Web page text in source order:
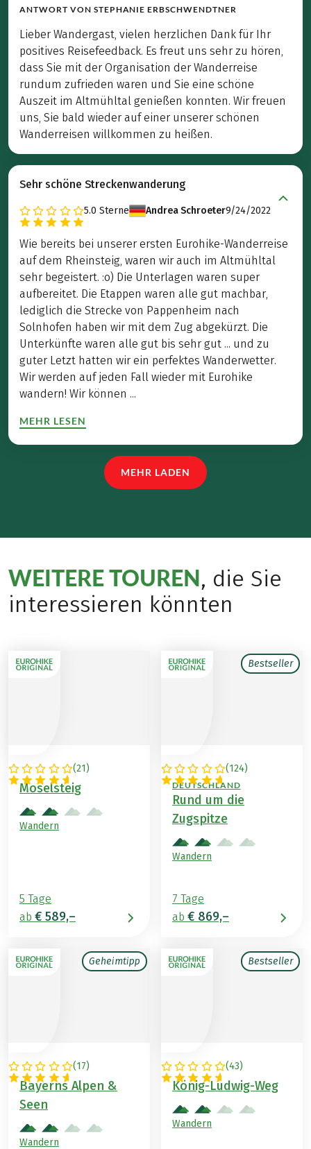
ANTWORT VON STEPHANIE ERBSCHWENDTNER
Lieber Wandergast, vielen herzlichen Dank für Ihr
positives Reisefeedback. Es freut uns sehr zu hören,
dass Sie mit der Organisation der Wanderreise
rundum zufrieden waren und Sie eine schöne
Auszeit im Altmühltal genießen konnten. Wir freuen
uns, Sie bald wieder auf einer unserer schönen
Wanderreisen willkommen zu heißen.
Sehr schöne Streckenwanderung
5.0 Sterne Andrea Schroeter9/24/2022
Wie bereits bei unserer ersten Eurohike-Wanderreise
auf dem Rheinsteig, waren wir auch im Altmühltal
sehr begeistert. :o) Die Unterlagen waren super
aufbereitet. Die Etappen waren alle gut machbar,
lediglich die Strecke von Pappenheim nach
Solnhofen haben wir mit dem Zug abgekürzt. Die
Unterkünfte waren alle gut bis sehr gut ... und zu
guter Letzt hatten wir ein perfektes Wanderwetter.
Wir werden auf jeden Fall wieder mit Eurohike
wandern! Wir können ...
MEHR LESEN
MEHR LADEN
WEITERE TOUREN, die Sie
interessieren könnten
(21)
DEUTSCHLAND
Moselsteig
Wandern
5 Tage
ab € 589,–
Bestseller
(124)
ÖSTERREICH /
DEUTSCHLAND
Rund um die
Zugspitze
Wandern
7 Tage
ab € 869,–
Geheimtipp
(17)
DEUTSCHLAND
Bayerns Alpen &
Seen
Wandern
Bestseller
(43)
DEUTSCHLAND
König-Ludwig-Weg
Wandern